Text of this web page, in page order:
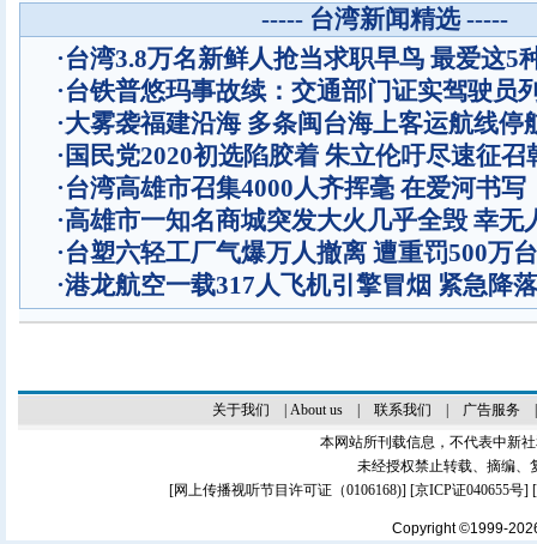
----- 台湾新闻精选 -----
·台湾3.8万名新鲜人抢当求职早鸟 最爱这5
·台铁普悠玛事故续：交通部门证实驾驶员
·大雾袭福建沿海 多条闽台海上客运航线停
· 国民党2020初选陷胶着 朱立伦吁尽速征召
·台湾高雄市召集4000人齐挥毫 在爱河书写
·高雄市一知名商城突发大火几乎全毁 幸无
·台塑六轻工厂气爆万人撤离 遭重罚500万
·港龙航空一载317人飞机引擎冒烟 紧急降
关于我们 About us| 联系我们 广告服务
本网站所刊载信息，不代表中新
未经授权禁止转载、摘编、
[网上传播视听节目许可证（0106168)] [京ICP证040655号]
Copyright ©1999-